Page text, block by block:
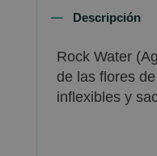
Descripción
Rock Water
de las flores
inflexibles y